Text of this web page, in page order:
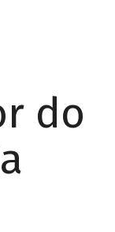
do